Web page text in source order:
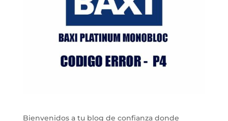
Bienvenidos a tu blog de confianza donde